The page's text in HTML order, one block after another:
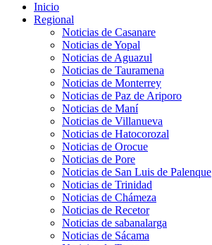
Inicio
Regional
Noticias de Casanare
Noticias de Yopal
Noticias de Aguazul
Noticias de Tauramena
Noticias de Monterrey
Noticias de Paz de Ariporo
Noticias de Maní
Noticias de Villanueva
Noticias de Hatocorozal
Noticias de Orocue
Noticias de Pore
Noticias de San Luis de Palenque
Noticias de Trinidad
Noticias de Chámeza
Noticias de Recetor
Noticias de sabanalarga
Noticias de Sácama